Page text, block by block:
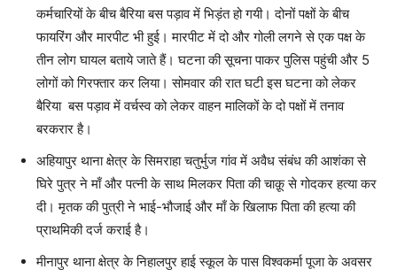
कर्मचारियों के बीच बैरिया बस पड़ाव में भिड़ंत हो गयी। दोनों पक्षों के बीच
फायरिंग और मारपीट भी हुई। मारपीट में दो और गोली लगने से एक पक्ष के
तीन लोग घायल बताये जाते हैं। घटना की सूचना पाकर पुलिस पहुंची और 5
लोगों को गिरफ्तार कर लिया। सोमवार की रात घटी इस घटना को लेकर
बैरिया बस पड़ाव में वर्चस्व को लेकर वाहन मालिकों के दो पक्षों में तनाव
बरकरार है।
अहियापुर थाना क्षेत्र के सिमराहा चतुर्भुज गांव में अवैध संबंध की आशंका से
घिरे पुत्र ने माँ और पत्नी के साथ मिलकर पिता की चाक़ू से गोदकर हत्या कर
दी। मृतक की पुत्री ने भाई-भौजाई और माँ के खिलाफ पिता की हत्या की
प्राथमिकी दर्ज कराई है।
मीनापुर थाना क्षेत्र के निहालपुर हाई स्कूल के पास विश्वकर्मा पूजा के अवसर